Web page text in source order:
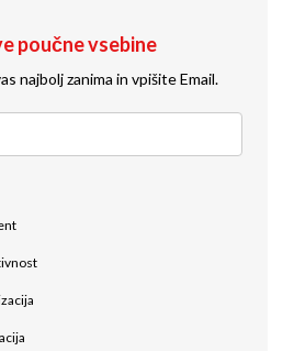
poučne vsebine
najbolj zanima in vpišite Email.